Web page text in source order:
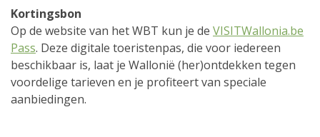
Kortingsbon
Op de website van het WBT kun je de VISITWallonia.be
Pass. Deze digitale toeristenpas, die voor iedereen
beschikbaar is, laat je Wallonië (her)ontdekken tegen
voordelige tarieven en je profiteert van speciale
aanbiedingen.